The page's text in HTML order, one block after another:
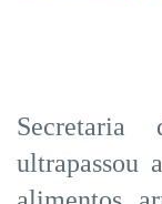
Secretaria
ultrapassou